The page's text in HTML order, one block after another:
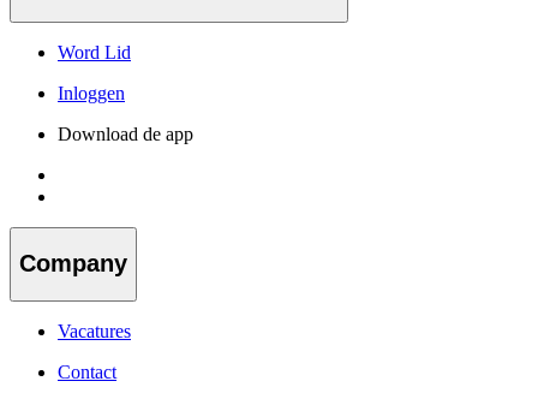
Word Lid
Inloggen
Download de app
Company
Vacatures
Contact